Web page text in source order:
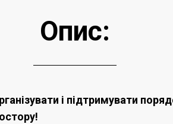
Опис:
і підтримувати